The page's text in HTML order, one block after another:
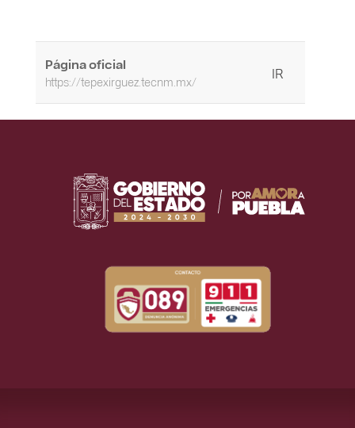
Página oficial
https://tepexirguez.tecnm.mx/ IR